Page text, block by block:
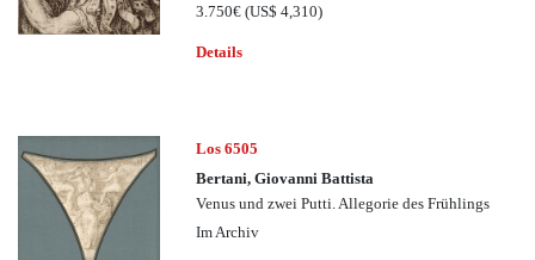
3.750€(US$ 4,310)
Details
Los 6505
Bertani, Giovanni Battista
Venus und zwei Putti. Allegorie des Frühlings
Im Archiv